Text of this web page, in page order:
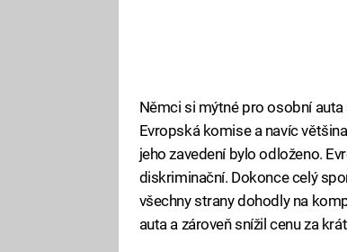
Němci si mýtné pro osobní
Evropská komise a navíc
jeho zavedení bylo odloženo.
diskriminační. Dokonce celý
všechny strany dohodly na
auta a zároveň snížil cenu za